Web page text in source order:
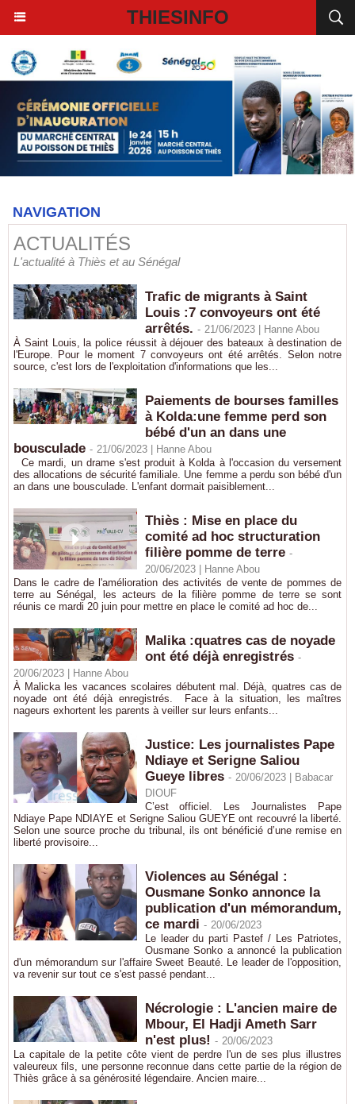
THIESINFO
NAVIGATION
ACTUALITÉS
L'actualité à Thiès et au Sénégal
Trafic de migrants à Saint
Louis :7 convoyeurs ont été
arrêtés. - 21/06/2023 |
Hanne Abou
À Saint Louis, la police réussit à déjouer des bateaux à destination de
l'Europe. Pour le moment 7 convoyeurs ont été arrêtés. Selon notre
source, c'est lors de l'exploitation d'informations que les...
Paiements de bourses familles
à Kolda:une femme perd son
bébé d'un an dans une
bousculade - 21/06/2023 |
Hanne Abou
Ce mardi, un drame s'est produit à Kolda à l'occasion du versement
des allocations de sécurité familiale. Une femme a perdu son bébé d'un
an dans une bousculade. L'enfant dormait paisiblement...
Thiès : Mise en place du
comité ad hoc structuration
filière pomme de terre -
20/06/2023 |
Hanne Abou
Dans le cadre de l'amélioration des activités de vente de pommes de
terre au Sénégal, les acteurs de la filière pomme de terre se sont
réunis ce mardi 20 juin pour mettre en place le comité ad hoc de...
Malika :quatres cas de noyade
ont été déjà enregistrés -
20/06/2023 |
Hanne Abou
À Malicka les vacances scolaires débutent mal. Déjà, quatres cas de
noyade ont été déjà enregistrés. Face à la situation, les maîtres
nageurs exhortent les parents à veiller sur leurs enfants...
Justice: Les journalistes Pape
Ndiaye et Serigne Saliou
Gueye libres - 20/06/2023 |
Babacar
DIOUF
C’est officiel. Les Journalistes Pape
Ndiaye Pape NDIAYE et Serigne Saliou GUEYE ont recouvré la liberté.
Selon une source proche du tribunal, ils ont bénéficié d’une remise en
liberté provisoire...
Violences au Sénégal :
Ousmane Sonko annonce la
publication d'un mémorandum,
ce mardi - 20/06/2023
Le leader du parti Pastef / Les Patriotes,
Ousmane Sonko a annoncé la publication
d'un mémorandum sur l'affaire Sweet Beauté. Le leader de l'opposition,
va revenir sur tout ce s'est passé pendant...
Nécrologie : L'ancien maire de
Mbour, El Hadji Ameth Sarr
n'est plus! - 20/06/2023
La capitale de la petite côte vient de perdre l'un de ses plus illustres
valeureux fils, une personne reconnue dans cette partie de la région de
Thiès grâce à sa générosité légendaire. Ancien maire...